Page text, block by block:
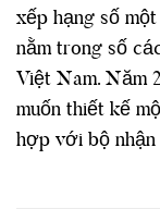
xếp hạng số
nằm trong số
Việt Nam. Năm
muốn thiết kế
hợp với bộ